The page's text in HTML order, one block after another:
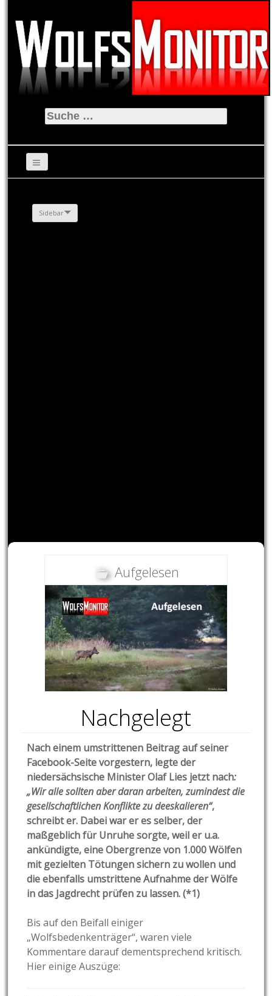
Suche
nach:
Sidebar
Aufgelesen
Nachgelegt
Nach einem umstrittenen Beitrag auf seiner
Facebook-Seite vorgestern, legte der
niedersächsische Minister Olaf Lies jetzt nach:
„Wir alle sollten aber daran arbeiten, zumindest die
gesellschaftlichen Konflikte zu deeskalieren“,
schreibt er. Dabei war er es selber, der
maßgeblich für Unruhe sorgte, weil er u.a.
ankündigte, eine Obergrenze von 1.000 Wölfen
mit gezielten Tötungen sichern zu wollen und
die ebenfalls umstrittene Aufnahme der Wölfe
in das Jagdrecht prüfen zu lassen. (*1)
Bis auf den Beifall einiger
„Wolfsbedenkenträger“, waren viele
Kommentare darauf dementsprechend kritisch.
Hier einige Auszüge: